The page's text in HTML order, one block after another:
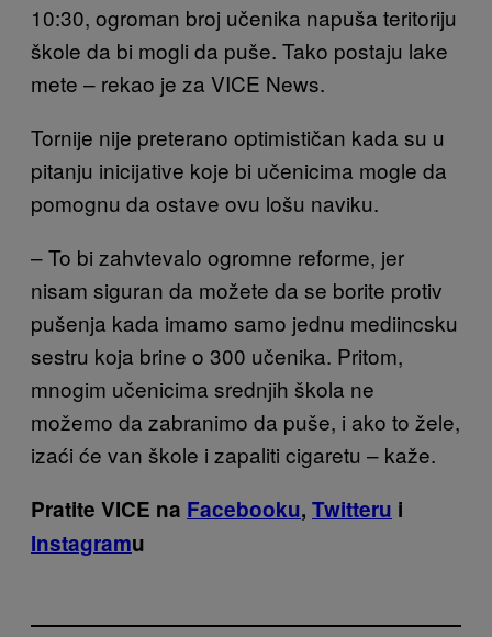
10:30, ogroman broj učenika napuša teritoriju
škole da bi mogli da puše. Tako postaju lake
mete – rekao je za VICE News.
Tornije nije preterano optimističan kada su u
pitanju inicijative koje bi učenicima mogle da
pomognu da ostave ovu lošu naviku.
– To bi zahvtevalo ogromne reforme, jer
nisam siguran da možete da se borite protiv
pušenja kada imamo samo jednu mediincsku
sestru koja brine o 300 učenika. Pritom,
mnogim učenicima srednjih škola ne
možemo da zabranimo da puše, i ako to žele,
izaći će van škole i zapaliti cigaretu – kaže.
Pratite VICE na Facebooku, Twitteru i
Instagramu